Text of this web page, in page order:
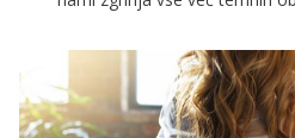
preprosto gre vse narobe, pa
kariernem, ljubezenskem ali
področju. Za piko na i nam
avtomobilu ali ne najdemo